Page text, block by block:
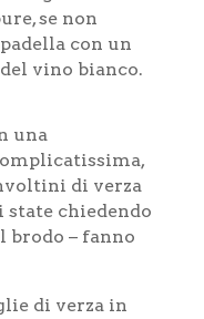
se non
con un
vino bianco.
una
di verza
state chiedendo
brodo – fanno
di verza in